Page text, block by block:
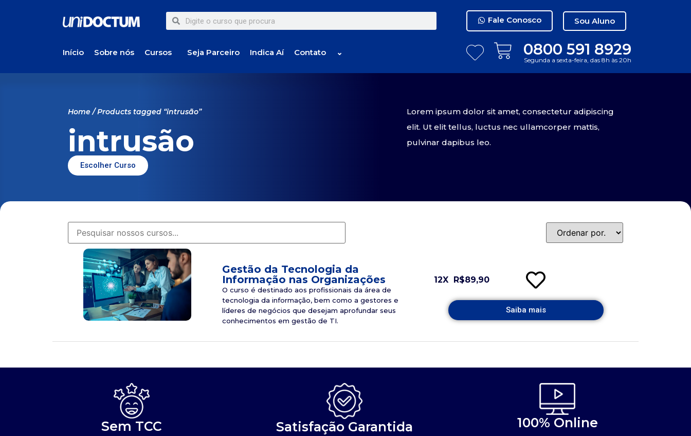
Fale Conosco Sou Aluno
Início Sobre nós Cursos Seja Parceiro Indica Aí Contato ⌄ 0800 591 8929
Segunda a sexta-feira, das 8h às 20h
Home/ Products tagged “intrusão”
intrusão
Escolher Curso
Lorem ipsum dolor sit amet, consectetur adipiscing
elit. Ut elit tellus, luctus nec ullamcorper mattis,
pulvinar dapibus leo.
Gestão da Tecnologia da
Informação nas Organizações
O curso é destinado aos profissionais da área de
tecnologia da informação, bem como a gestores e
líderes de negócios que desejam aprofundar seus
conhecimentos em gestão de TI.
12X R$89,90
Saiba mais
Sem TCC Satisfação Garantida 100% Online